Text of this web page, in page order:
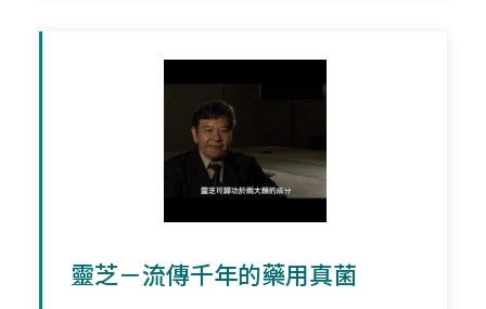
靈芝－流傳千年的藥用真菌